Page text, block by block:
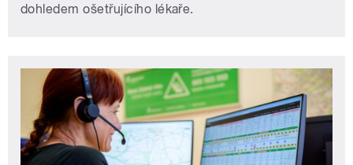
dohledem ošetřujícího lékaře.